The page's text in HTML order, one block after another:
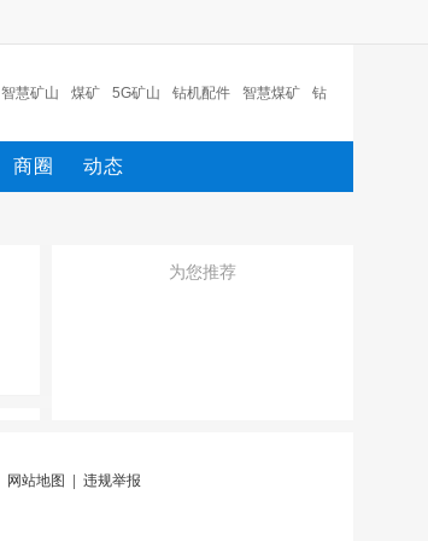
智慧矿山 煤矿 5G矿山 钻机配件 智慧煤矿 钻
支护 劳保用品 风门 传感器 智慧矿山
商圈 动态
为您推荐
网站地图 违规举报